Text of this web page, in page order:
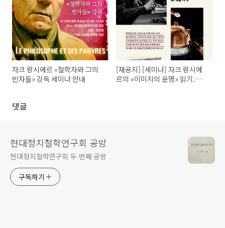
자크 랑시에르 «철학자와 그의
빈자들» 강독 세미나 안내
[재공지] [세미나] 자크 랑시에
르의 «이미지의 운명» 읽기.
댓글
현대정치철학연구회 공방
현대정치철학연구회 두 번째 공방
구독하기